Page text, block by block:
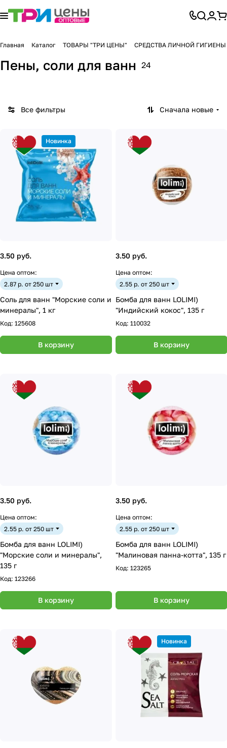
Главная Каталог ТОВАРЫ "ТРИ ЦЕНЫ" СРЕДСТВА ЛИЧНОЙ ГИГИЕНЫ
Пены, соли для ванн 24
Все фильтры Сначала новые
Новинка
3.50 руб.
Цена оптом:
2.87 р. от 250 шт
Соль для ванн "Морские соли и
минералы", 1 кг
Код: 125608
В корзину
3.50 руб.
Цена оптом:
2.55 р. от 250 шт
Бомба для ванн LOLIMI)
"Индийский кокос", 135 г
Код: 110032
В корзину
3.50 руб.
Цена оптом:
2.55 р. от 250 шт
Бомба для ванн LOLIMI)
"Морские соли и минералы",
135 г
Код: 123266
В корзину
3.50 руб.
Цена оптом:
2.55 р. от 250 шт
Бомба для ванн LOLIMI)
"Малиновая панна-котта", 135 г
Код: 123265
В корзину
Новинка